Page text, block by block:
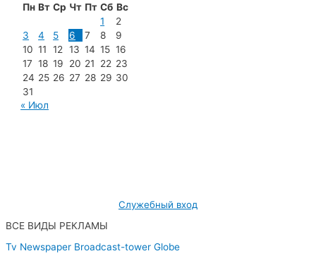
Пн Вт Ср Чт Пт Сб Вс
1
2
3
4 5 6 7 8
9
10 11 12 13 14 15 16
17 18 19 20 21 22 23
24 25 26 27 28 29 30
31
« Июл
Служебный вход
ВСЕ ВИДЫ РЕКЛАМЫ
Tv Newspaper Broadcast-tower Globe